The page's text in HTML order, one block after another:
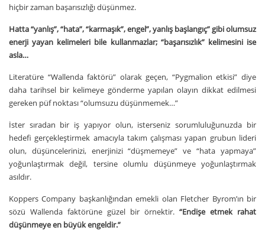
hiçbir zaman başarısızlığı düşünmez.
Hatta “yanlış”, “hata”, “karmaşık”, engel”, yanlış başlangıç” gibi olumsuz
enerji yayan kelimeleri bile kullanmazlar; “başarısızlık” kelimesini ise
asla…
Literatüre “Wallenda faktörü” olarak geçen, “Pygmalion etkisi” diye
daha tarihsel bir kelimeye gönderme yapılan olayın dikkat edilmesi
gereken püf noktası “olumsuzu düşünmemek…”
İster sıradan bir iş yapıyor olun, isterseniz sorumluluğunuzda bir
hedefi gerçekleştirmek amacıyla takım çalışması yapan grubun lideri
olun, düşüncelerinizi, enerjinizi “düşmemeye” ve “hata yapmaya”
yoğunlaştırmak değil, tersine olumlu düşünmeye yoğunlaştırmak
asıldır.
Koppers Company başkanlığından emekli olan Fletcher Byrom’ın bir
sözü Wallenda faktörüne güzel bir örnektir. “Endişe etmek rahat
düşünmeye en büyük engeldir.”